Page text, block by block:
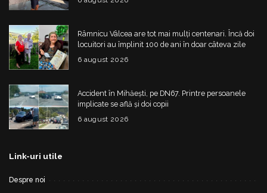
Râmnicu Vâlcea are tot mai mulți centenari. Încă doi
locuitori au împlinit 100 de ani în doar câteva zile
6 august 2026
Accident în Mihăești, pe DN67. Printre persoanele
implicate se află și doi copii
6 august 2026
Link-uri utile
Despre noi